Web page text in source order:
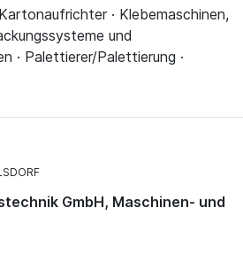
· Klebemaschinen,
und
· Palettierer/Palettierung ·
GmbH, Maschinen- und